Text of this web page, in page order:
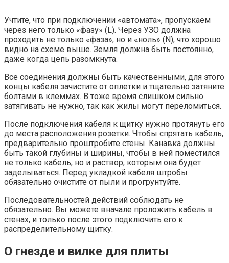
Учтите, что при подключении «автомата», пропускаем
через него только «фазу» (L). Через УЗО должна
проходить не только «фаза», но и «ноль» (N), что хорошо
видно на схеме выше. Земля должна быть постоянно,
даже когда цепь разомкнута.
Все соединения должны быть качественными, для этого
концы кабеля зачистите от оплетки и тщательно затяните
болтами в клеммах. В тоже время слишком сильно
затягивать не нужно, так как жилы могут переломиться.
После подключения кабеля к щитку нужно протянуть его
до места расположения розетки. Чтобы спрятать кабель,
предварительно проштробите стены. Канавка должны
быть такой глубины и ширины, чтобы в ней поместился
не только кабель, но и раствор, которым она будет
заделываться. Перед укладкой кабеля штробы
обязательно очистите от пыли и прогрунтуйте.
Последовательностей действий соблюдать не
обязательно. Вы можете вначале проложить кабель в
стенах, и только после этого подключить его к
распределительному щитку.
О гнезде и вилке для плиты